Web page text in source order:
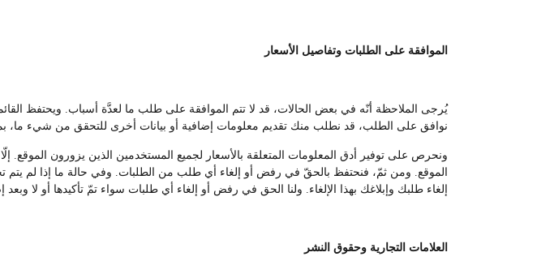
الموافقة على الطلبات وتفاصيل الأسعار
يُرجى الملاحظة أنّه في بعض الحالات، قد لا تتم الموافقة على طلب ما لعدَّة أسباب. ويحتفظ
نوافق على الطلب، قد نطلب منك تقديم معلومات إضافية أو بيانات أخرى للتحقق من شيء ما،
ونحرص على توفير أدق المعلومات المتعلقة بالأسعار لجميع المستخدمين الذين يزورون الموقع.
الموقع. ومن ثمّ، فنحتفظ بالحقّ في رفض أو إلغاء أي طلب من الطلبات. وفي حالة ما إذا لم يتم
إلغاء طلبك وإبلاغك بهذا الإلغاء. ولنا الحق في رفض أو إلغاء أي طلبات سواء تمّ تأكيدها أو لا
العلامات التجارية وحقوق النشر